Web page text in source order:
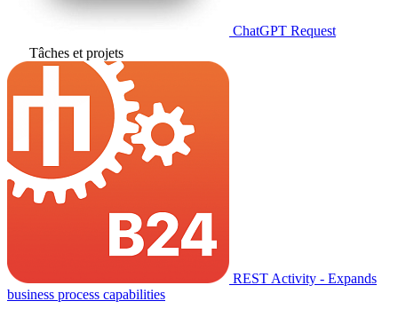
ChatGPT Request
Tâches et projets
REST Activity - Expands
business process capabilities